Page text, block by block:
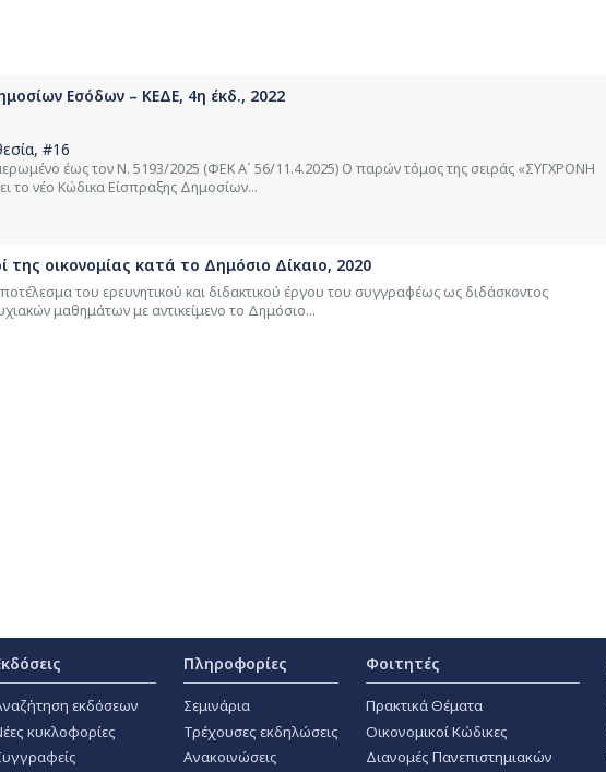
Εσόδων – ΚΕΔΕ, 4η έκδ., 2022
, #16
έως τον Ν. 5193/2025 (ΦΕΚ Α΄ 56/11.4.2025) Ο παρών τόμος της σειράς «ΣΥΓΧΡΟΝΗ
το νέο Κώδικα Είσπραξης Δημοσίων...
της οικονομίας κατά το Δημόσιο Δίκαιο, 2020
του ερευνητικού και διδακτικού έργου του συγγραφέως ως διδάσκοντος
μαθημάτων με αντικείμενο το Δημόσιο...
εκδόσεων
κυκλοφορίες
Πληροφορίες
Σεμινάρια
Τρέχουσες εκδηλώσεις
Ανακοινώσεις
Φοιτητές
Πρακτικά Θέματα
Οικονομικοί Κώδικες
Διανομές Πανεπιστημιακών